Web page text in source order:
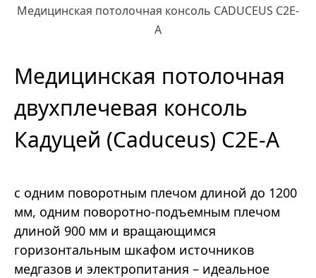
Медицинская потолочная консоль CADUCEUS C2E-
A
Медицинская потолочная
двухплечевая консоль
Кадуцей (Caduceus) C2E-A
с одним поворотным плечом длиной до 1200
мм, одним поворотно-подъемным плечом
длиной 900 мм и вращающимся
горизонтальным шкафом источников
медгазов и электропитания – идеальное